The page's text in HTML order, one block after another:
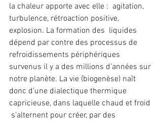
la chaleur apporte avec elle :  agitation,
turbulence, rétroaction positive,
explosion. La formation des  liquides
dépend par contre des processus de
refroidissements périphériques
survenus il y a des millions d’années sur
notre planète. La vie (biogenèse) naît
donc d’une dialectique thermique
capricieuse, dans laquelle chaud et froid
s’alternent pour créer, par des